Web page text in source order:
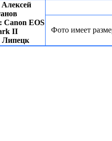
Canon EOS
II
Липецк
Фото имеет